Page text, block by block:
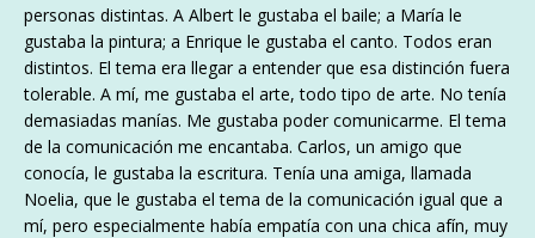
personas distintas. A Albert le gustaba el baile; a María le
gustaba la pintura; a Enrique le gustaba el canto. Todos eran
distintos. El tema era llegar a entender que esa distinción fuera
tolerable. A mí, me gustaba el arte, todo tipo de arte. No tenía
demasiadas manías. Me gustaba poder comunicarme. El tema
de la comunicación me encantaba. Carlos, un amigo que
conocía, le gustaba la escritura. Tenía una amiga, llamada
Noelia, que le gustaba el tema de la comunicación igual que a
mí, pero especialmente había empatía con una chica afín, muy